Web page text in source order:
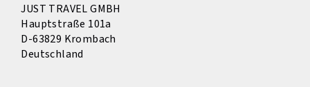
JUST TRAVEL GMBH
Hauptstraße 101a
D-63829 Krombach
Deutschland